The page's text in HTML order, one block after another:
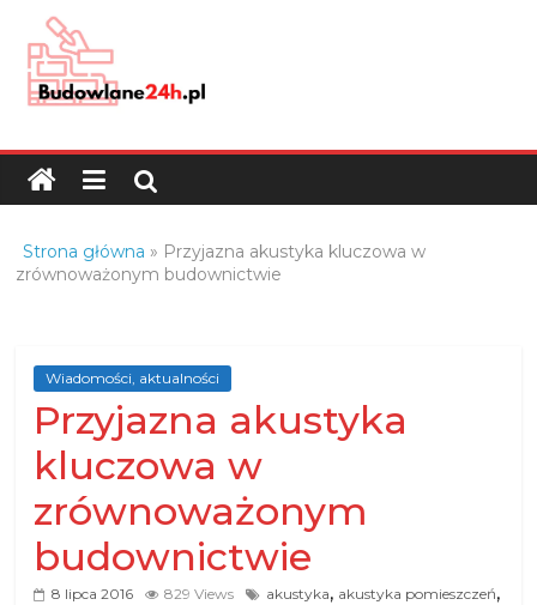
content
Budowlane24h.pl
portal
budowlany
oraz
budowlanej
Strona główna » Przyjazna akustyka kluczowa w
zrównoważonym budownictwie
Wiadomości, aktualności
Przyjazna akustyka
kluczowa w
zrównoważonym
budownictwie
8 lipca 2016 829 Views akustyka, akustyka pomieszczeń,